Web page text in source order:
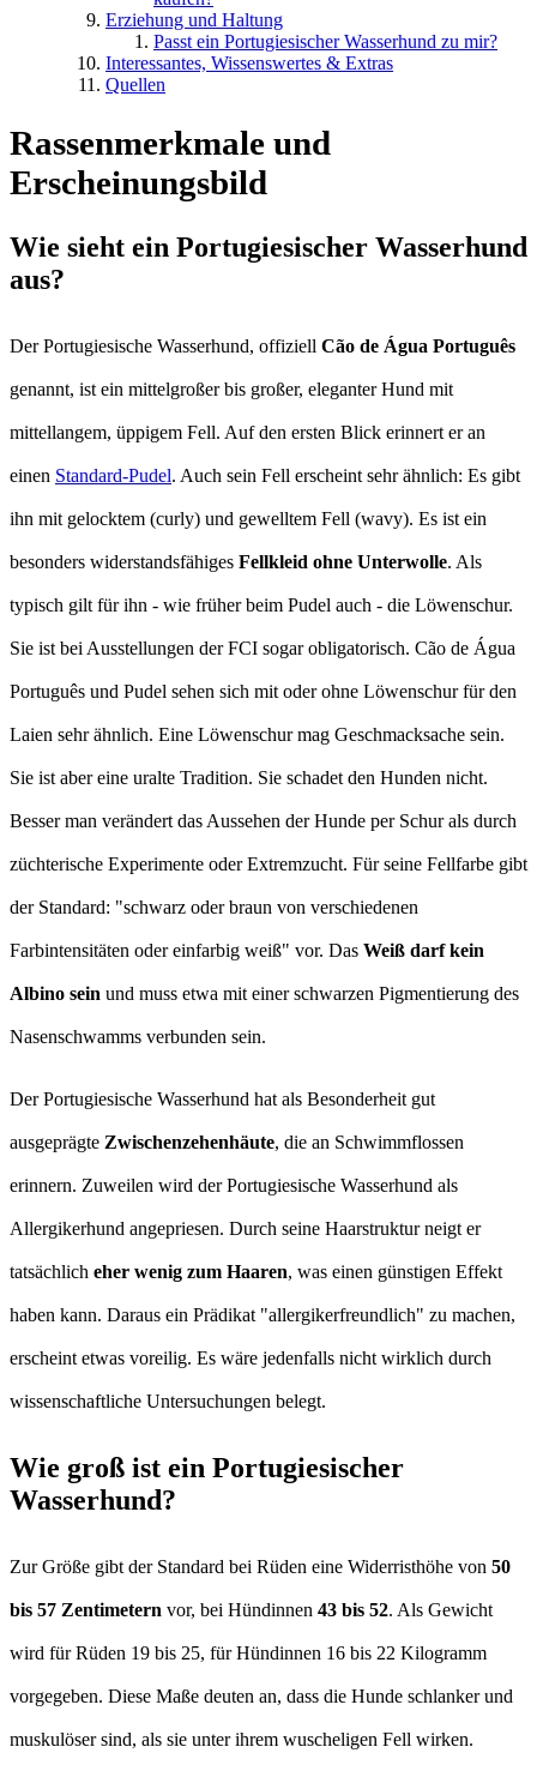
Erziehung und Haltung
Passt ein Portugiesischer Wasserhund zu mir?
Interessantes, Wissenswertes & Extras
Quellen
Rassenmerkmale und
Erscheinungsbild
Wie sieht ein Portugiesischer Wasserhund
aus?
Der Portugiesische Wasserhund, offiziell Cão de Água Português
genannt, ist ein mittelgroßer bis großer, eleganter Hund mit
mittellangem, üppigem Fell. Auf den ersten Blick erinnert er an
einen Standard-Pudel. Auch sein Fell erscheint sehr ähnlich: Es gibt
ihn mit gelocktem (curly) und gewelltem Fell (wavy). Es ist ein
besonders widerstandsfähiges Fellkleid ohne Unterwolle. Als
typisch gilt für ihn - wie früher beim Pudel auch - die Löwenschur.
Sie ist bei Ausstellungen der FCI sogar obligatorisch. Cão de Água
Português und Pudel sehen sich mit oder ohne Löwenschur für den
Laien sehr ähnlich. Eine Löwenschur mag Geschmacksache sein.
Sie ist aber eine uralte Tradition. Sie schadet den Hunden nicht.
Besser man verändert das Aussehen der Hunde per Schur als durch
züchterische Experimente oder Extremzucht. Für seine Fellfarbe gibt
der Standard: "schwarz oder braun von verschiedenen
Farbintensitäten oder einfarbig weiß" vor. Das Weiß darf kein
Albino sein und muss etwa mit einer schwarzen Pigmentierung des
Nasenschwamms verbunden sein.
Der Portugiesische Wasserhund hat als Besonderheit gut
ausgeprägte Zwischenzehenhäute, die an Schwimmflossen
erinnern. Zuweilen wird der Portugiesische Wasserhund als
Allergikerhund angepriesen. Durch seine Haarstruktur neigt er
tatsächlich eher wenig zum Haaren, was einen günstigen Effekt
haben kann. Daraus ein Prädikat "allergikerfreundlich" zu machen,
erscheint etwas voreilig. Es wäre jedenfalls nicht wirklich durch
wissenschaftliche Untersuchungen belegt.
Wie groß ist ein Portugiesischer
Wasserhund?
Zur Größe gibt der Standard bei Rüden eine Widerristhöhe von 50
bis 57 Zentimetern vor, bei Hündinnen 43 bis 52. Als Gewicht
wird für Rüden 19 bis 25, für Hündinnen 16 bis 22 Kilogramm
vorgegeben. Diese Maße deuten an, dass die Hunde schlanker und
muskulöser sind, als sie unter ihrem wuscheligen Fell wirken.